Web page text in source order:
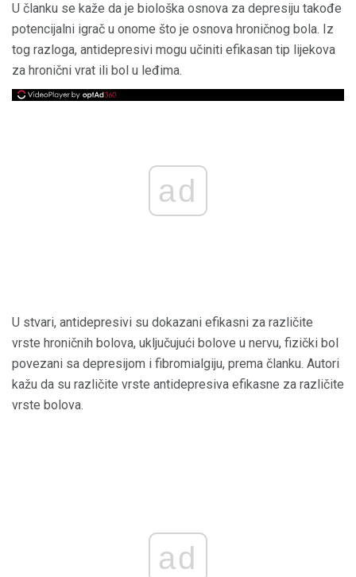
U članku se kaže da je biološka osnova za depresiju takođe
potencijalni igrač u onome što je osnova hroničnog bola. Iz
tog razloga, antidepresivi mogu učiniti efikasan tip lijekova
za hronični vrat ili bol u leđima.
ad
U stvari, antidepresivi su dokazani efikasni za različite
vrste hroničnih bolova, uključujući bolove u nervu, fizički bol
povezani sa depresijom i fibromialgiju, prema članku. Autori
kažu da su različite vrste antidepresiva efikasne za različite
vrste bolova.
ad